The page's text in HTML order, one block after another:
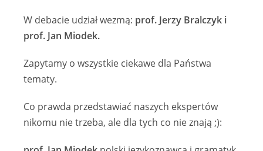
W debacie udział wezmą: prof. Jerzy Bralczyk i
prof. Jan Miodek.
Zapytamy o wszystkie ciekawe dla Państwa
tematy.
Co prawda przedstawiać naszych ekspertów
nikomu nie trzeba, ale dla tych co nie znają ;):